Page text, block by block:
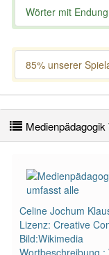
Wörter mit Endung
85% unserer
Medienpädagogik
Celine Jochum
Lizenz: Creative
Bild:Wikimedia
Wortbeschreibung :